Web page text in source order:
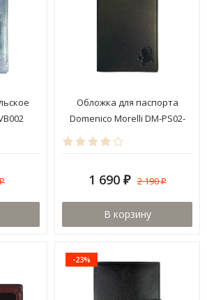
₽
Обложка для паспорта
Domenico Morelli DM-PS02-
K01-S
1 690 ₽ 2 190₽
В корзину
-23%